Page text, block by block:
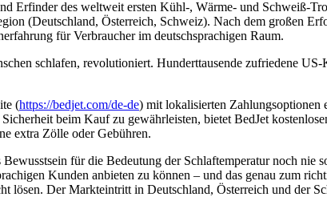
Erfinder des weltweit ersten Kühl-, Wärme- und Schweiß-
(Deutschland, Österreich, Schweiz). Nach dem großen
für Verbraucher im deutschsprachigen Raum.
schlafen, revolutioniert. Hunderttausende zufriedene
(https://bedjet.com/de-de) mit lokalisierten Zahlungsoptionen
beim Kauf zu gewährleisten, bietet BedJet
extra Zölle oder Gebühren.
für die Bedeutung der Schlaftemperatur noch
Kunden anbieten zu können – und das genau zum
lösen. Der Markteintritt in Deutschland, Österreich und der